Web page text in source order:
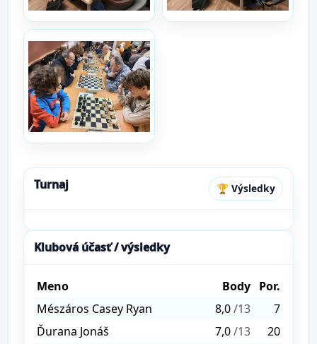
Turnaj 🏆 Výsledky
Klubová účasť / výsledky
Meno Body Por.
Mészáros Casey Ryan
8,0/13
7
Ďurana Jonáš
7,0/13 20